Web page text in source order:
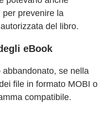
prevenire la
del libro.
eBook
se nella
file in formato MOBI o
compatibile.